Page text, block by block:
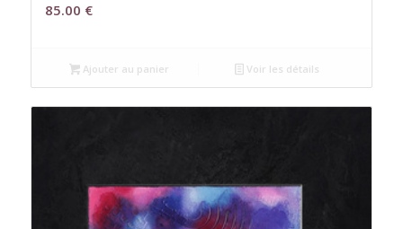
85.00 €
Ajouter au panier Voir les détails